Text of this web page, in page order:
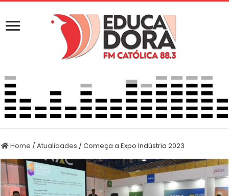
Home /Atualidades /Começa a Expo Indústria 2023